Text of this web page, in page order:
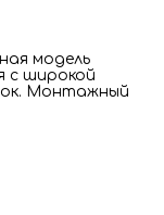
модель
с широкой
Монтажный